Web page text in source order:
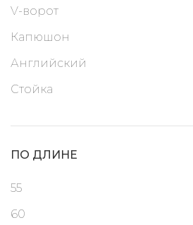
V-ворот
Капюшон
Английский
Стойка
ПО ДЛИНЕ
55
60